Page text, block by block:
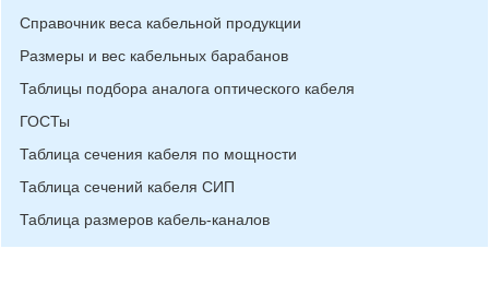
Справочник веса кабельной продукции
Размеры и вес кабельных барабанов
Таблицы подбора аналога оптического кабеля
ГОСТы
Таблица сечения кабеля по мощности
Таблица сечений кабеля СИП
Таблица размеров кабель-каналов